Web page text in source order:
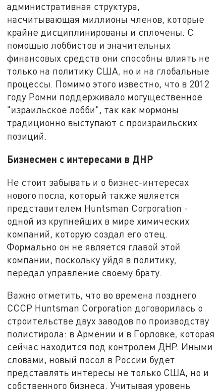
административная структура,
насчитывающая миллионы членов, которые
крайне дисциплинированы и сплочены. С
помощью лоббистов и значительных
финансовых средств они способны влиять не
только на политику США, но и на глобальные
процессы. Помимо этого известно, что в 2012
году Ромни поддерживало могущественное
"израильское лобби", так как мормоны
традиционно выступают с произраильских
позиций.
Бизнесмен с интересами в ДНР
Не стоит забывать и о бизнес-интересах
нового посла, который также является
представителем Huntsman Corporation -
одной из крупнейших в мире химических
компаний, которую создал его отец.
Формально он не является главой этой
компании, поскольку уйдя в политику,
передал управление своему брату.
Важно отметить, что во времена позднего
СССР Huntsman Corporation договорилась о
строительстве двух заводов по производству
полистирола: в Армении и в Горловке, которая
сейчас находится под контролем ДНР. Иными
словами, новый посол в России будет
представлять интересы не только США, но и
собственного бизнеса. Учитывая уровень